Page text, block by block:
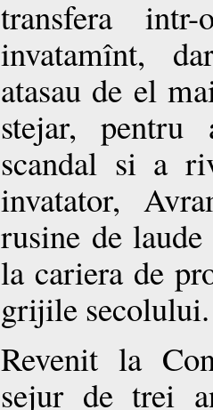
transfera
invatamînt,
atasau de el
stejar,
scandal si a
invatator,
rusine de
la cariera de
grijile secolului.
Revenit la
sejur de trei